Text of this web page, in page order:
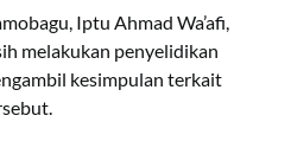
Iptu Ahmad Wa’afi,
melakukan penyelidikan
kesimpulan terkait